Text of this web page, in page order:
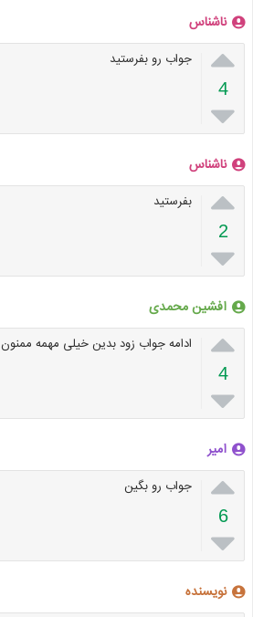
ناشناس

4

جواب رو بفرستید
ناشناس

2

بفرستید
افشین محمدی

4

ادامه جواب زود بدین خیلی مهمه ممنون
امیر

6

جواب رو بگین
نویسنده